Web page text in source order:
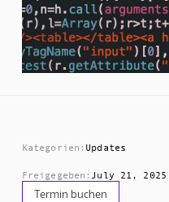
Kategorien: Updates
Freigegeben: July 21, 2025
Termin buchen